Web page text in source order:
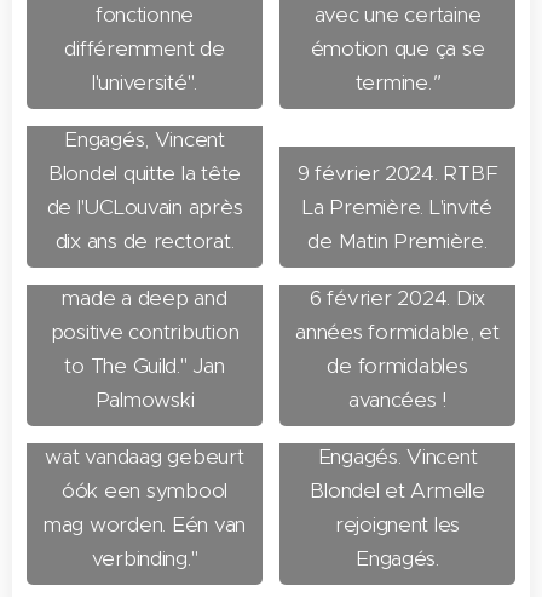
fonctionne
différemment de
l'université".
avec une certaine
émotion que ça se
termine."
9 février 2024. La
Dernière Heure.
Désormais chez Les
Engagés, Vincent
Blondel quitte la tête
de l'UCLouvain après
dix ans de rectorat.
9 février 2024. RTBF
La Première. L'invité
de Matin Première.
8 février 2024. On
twitter. "Collegial,
visionary, inspiring, and
deeply human,
Vincent Blondel has
made a deep and
positive contribution
to The Guild." Jan
Palmowski
6 février 2024. Dix
années formidable, et
de formidables
avancées !
12 décembre 2023.
KU Leuven stories.
""De splitsing stond
symbool voor een
breuk tussen
Vlaanderen en
Wallonië. Ik hoop dat
wat vandaag gebeurt
óók een symbool
mag worden. Eén van
verbinding."
3 octobre 2023. Les
Engagés. Vincent
Blondel et Armelle
rejoignent les
Engagés.
3 octobre 2023. Le
10 septembre 2021.
La Libre. Etats d'âme.
"L'université doit